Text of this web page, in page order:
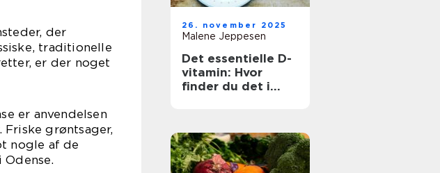
der
traditionelle
er der noget
er anvendelsen
grøntsager,
nogle af de
26. november 2025
Malene Jeppesen
Det essentielle D-
vitamin: Hvor
finder du det i